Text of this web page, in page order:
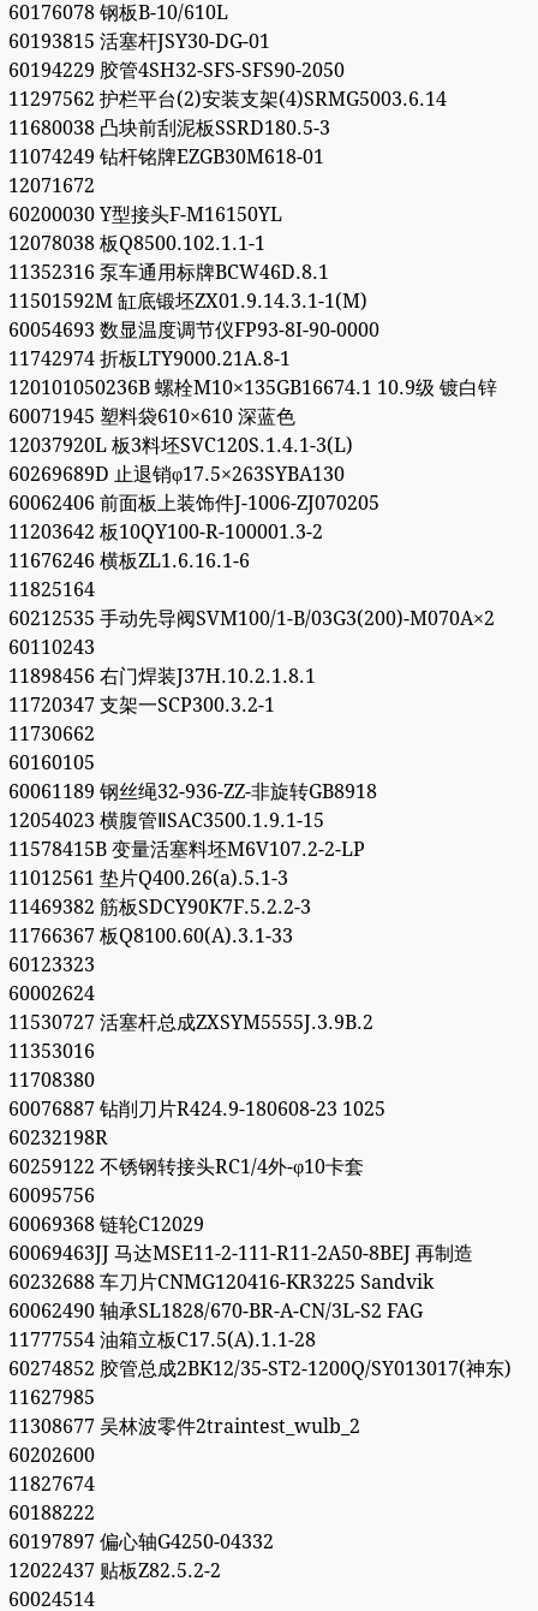
60176078 钢板B-10/610L
60193815 活塞杆JSY30-DG-01
60194229 胶管4SH32-SFS-SFS90-2050
11297562 护栏平台(2)安装支架(4)SRMG5003.6.14
11680038 凸块前刮泥板SSRD180.5-3
11074249 钻杆铭牌EZGB30M618-01
12071672
60200030 Y型接头F-M16150YL
12078038 板Q8500.102.1.1-1
11352316 泵车通用标牌BCW46D.8.1
11501592M 缸底锻坯ZX01.9.14.3.1-1(M)
60054693 数显温度调节仪FP93-8I-90-0000
11742974 折板LTY9000.21A.8-1
120101050236B 螺栓M10×135GB16674.1 10.9级 镀白锌
60071945 塑料袋610×610 深蓝色
12037920L 板3料坯SVC120S.1.4.1-3(L)
60269689D 止退销φ17.5×263SYBA130
60062406 前面板上装饰件J-1006-ZJ070205
11203642 板10QY100-R-100001.3-2
11676246 横板ZL1.6.16.1-6
11825164
60212535 手动先导阀SVM100/1-B/03G3(200)-M070A×2
60110243
11898456 右门焊装J37H.10.2.1.8.1
11720347 支架一SCP300.3.2-1
11730662
60160105
60061189 钢丝绳32-936-ZZ-非旋转GB8918
12054023 横腹管ⅡSAC3500.1.9.1-15
11578415B 变量活塞料坯M6V107.2-2-LP
11012561 垫片Q400.26(a).5.1-3
11469382 筋板SDCY90K7F.5.2.2-3
11766367 板Q8100.60(A).3.1-33
60123323
60002624
11530727 活塞杆总成ZXSYM5555J.3.9B.2
11353016
11708380
60076887 钻削刀片R424.9-180608-23 1025
60232198R
60259122 不锈钢转接头RC1/4外-φ10卡套
60095756
60069368 链轮C12029
60069463JJ 马达MSE11-2-111-R11-2A50-8BEJ 再制造
60232688 车刀片CNMG120416-KR3225 Sandvik
60062490 轴承SL1828/670-BR-A-CN/3L-S2 FAG
11777554 油箱立板C17.5(A).1.1-28
60274852 胶管总成2BK12/35-ST2-1200Q/SY013017(神东)
11627985
11308677 吴林波零件2traintest_wulb_2
60202600
11827674
60188222
60197897 偏心轴G4250-04332
12022437 贴板Z82.5.2-2
60024514